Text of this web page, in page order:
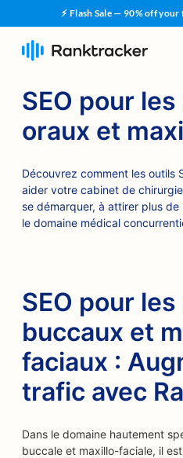
⚡ Flash Sale — 90% off
SEO pour
oraux et
Découvrez comment les outils
aider votre cabinet de
se démarquer, à attirer plus
le domaine médical
SEO pour
buccaux et
faciaux :
trafic avec
Dans le domaine hautement
buccale et maxillo-faciale, il